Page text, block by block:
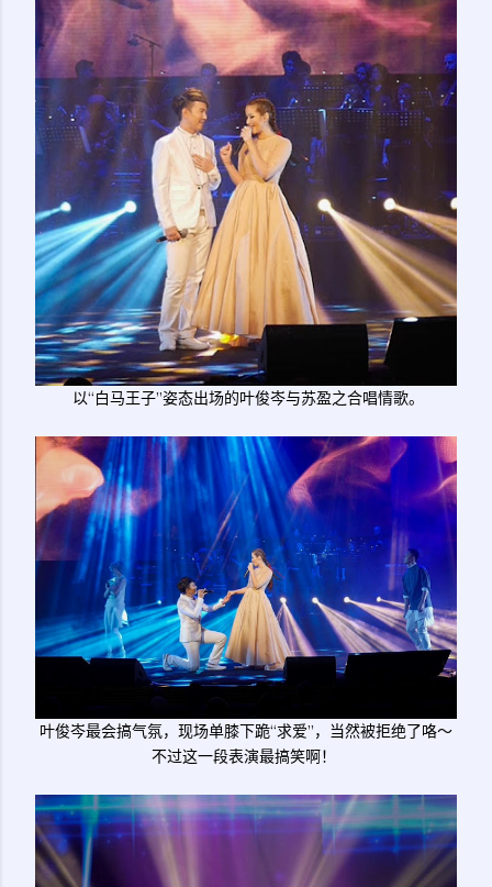
以“白马王子”姿态出场的叶俊岑与苏盈之合唱情歌。
叶俊岑最会搞气氛，现场单膝下跪“求爱”，当然被拒绝了咯～
不过这一段表演最搞笑啊！